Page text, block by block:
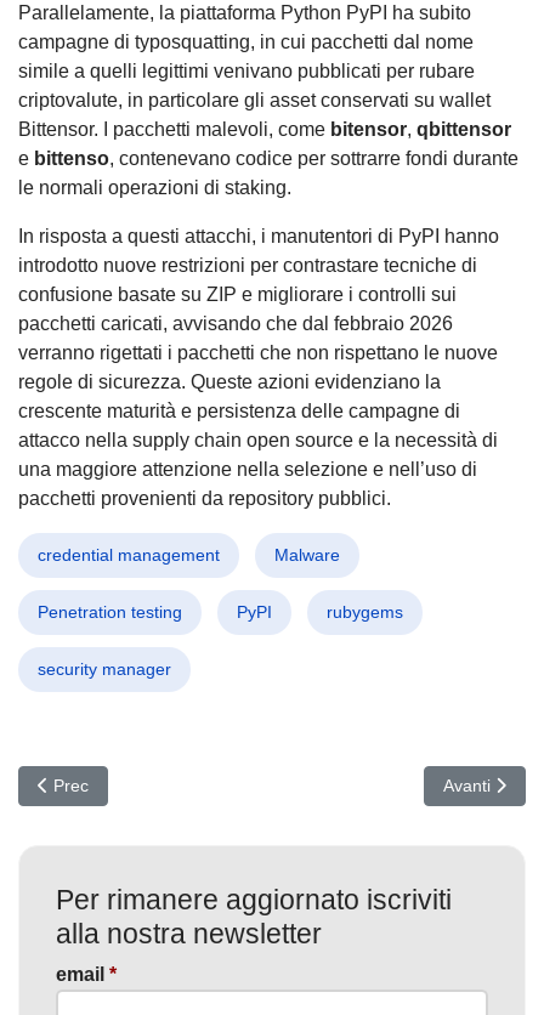
Parallelamente, la piattaforma Python PyPI ha subito
campagne di typosquatting, in cui pacchetti dal nome
simile a quelli legittimi venivano pubblicati per rubare
criptovalute, in particolare gli asset conservati su wallet
Bittensor. I pacchetti malevoli, come bitensor, qbittensor
e bittenso, contenevano codice per sottrarre fondi durante
le normali operazioni di staking.
In risposta a questi attacchi, i manutentori di PyPI hanno
introdotto nuove restrizioni per contrastare tecniche di
confusione basate su ZIP e migliorare i controlli sui
pacchetti caricati, avvisando che dal febbraio 2026
verranno rigettati i pacchetti che non rispettano le nuove
regole di sicurezza. Queste azioni evidenziano la
crescente maturità e persistenza delle campagne di
attacco nella supply chain open source e la necessità di
una maggiore attenzione nella selezione e nell’uso di
pacchetti provenienti da repository pubblici.
credential management Malware
Penetration testing PyPI rubygems
security manager
Articolo precedente: Credenziali Rubate Boom: L’allarme
Prec Articolo
Avanti
Per rimanere aggiornato iscriviti
alla nostra newsletter
email *